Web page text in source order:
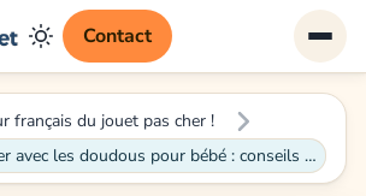
Contact
français du jouet pas cher !
Risques à éviter avec les doudous pour bébé : conseils pour une sécurité maximale